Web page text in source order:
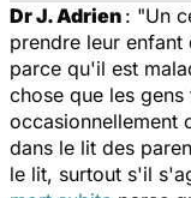
Dr J. Adrien : "Un
prendre leur enfant
parce qu'il est
chose que les
occasionnellement
dans le lit des
le lit, surtout s'il